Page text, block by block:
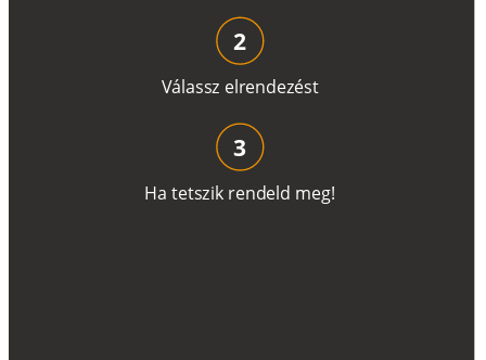
Válassz elrendezést
2
Ha tetszik rendeld meg!
3